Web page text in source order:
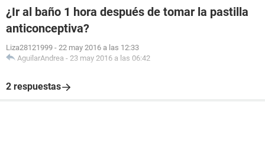
¿Ir al baño 1 hora después de tomar la pastilla
anticonceptiva?
Liza28121999 - 22 may 2016 a las 12:33
AguilarAndrea - 23 may 2016 a las 06:42
2 respuestas